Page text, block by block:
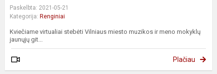
Paskelbta: 2021-05-21
Kategorija: Renginiai
Kviečiame virtualiai stebėti Vilniaus miesto muzikos ir meno mokyklų
jaunųjų git...
Plačiau